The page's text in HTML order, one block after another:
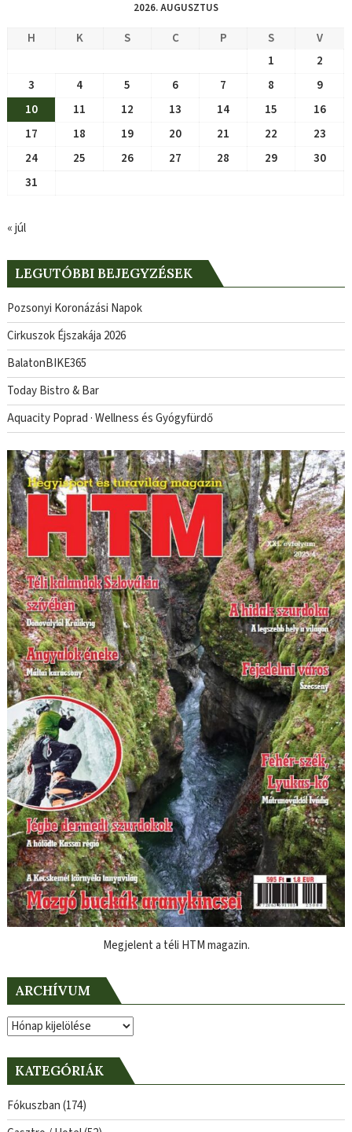
2026. AUGUSZTUS
H K S C P S
V
1
2
3
4 5 6 7 8
9
10
11 12 13 14 15
16
17
18 19 20 21 22
23
24
25 26 27 28 29
30
31
« júl
LEGUTÓBBI BEJEGYZÉSEK
Pozsonyi Koronázási Napok
Cirkuszok Éjszakája 2026
BalatonBIKE365
Today Bistro & Bar
Aquacity Poprad · Wellness és Gyógyfürdő
Megjelent a téli HTM magazin.
ARCHÍVUM
Archívum
KATEGÓRIÁK
Fókuszban(174)